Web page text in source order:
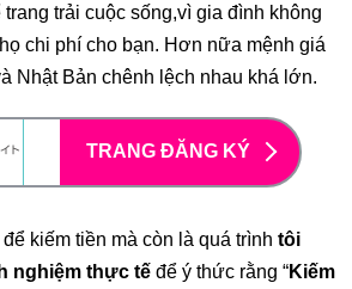
trang trải cuộc sống,vì gia đình không
chi phí cho bạn. Hơn nữa mệnh giá
Nhật Bản chênh lệch nhau khá lớn.
TRANG ĐĂNG KÝ
kiếm tiền mà còn là quá trình tôi
nghiệm thực tế để ý thức rằng “Kiếm